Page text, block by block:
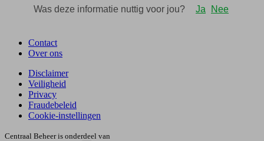
Contact
Over ons
Disclaimer
Veiligheid
Privacy
Fraudebeleid
Cookie-instellingen
Centraal Beheer is onderdeel van